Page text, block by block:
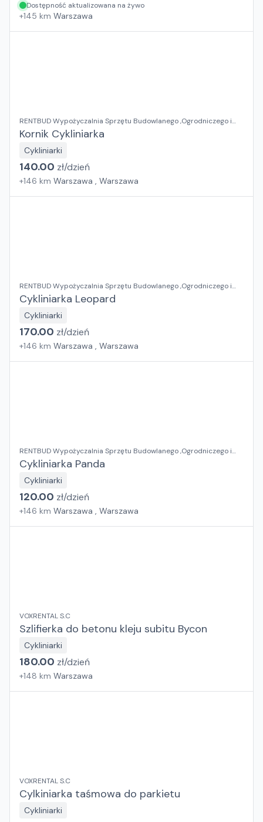
Dostępność aktualizowana na żywo
+145 km Warszawa
RENTBUD Wypożyczalnia Sprzętu Budowlanego ,Ogrodniczego i
Elektronarzędzi
Kornik Cykliniarka
Cykliniarki
140.00 zł/dzień
+146 km Warszawa , Warszawa
RENTBUD Wypożyczalnia Sprzętu Budowlanego ,Ogrodniczego i
Elektronarzędzi
Cykliniarka Leopard
Cykliniarki
170.00 zł/dzień
+146 km Warszawa , Warszawa
RENTBUD Wypożyczalnia Sprzętu Budowlanego ,Ogrodniczego i
Elektronarzędzi
Cykliniarka Panda
Cykliniarki
120.00 zł/dzień
+146 km Warszawa , Warszawa
VOXRENTAL S.C
Szlifierka do betonu kleju subitu Bycon
Cykliniarki
180.00 zł/dzień
+148 km Warszawa
VOXRENTAL S.C
Cylkiniarka taśmowa do parkietu
Cykliniarki